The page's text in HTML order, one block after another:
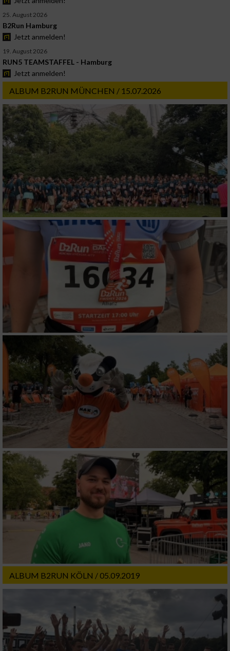
25. August 2026
B2Run Hamburg
Jetzt anmelden!
19. August 2026
RUN5 TEAMSTAFFEL - Hamburg
Jetzt anmelden!
ALBUM B2RUN MÜNCHEN / 15.07.2026
ALBUM B2RUN KÖLN / 05.09.2019